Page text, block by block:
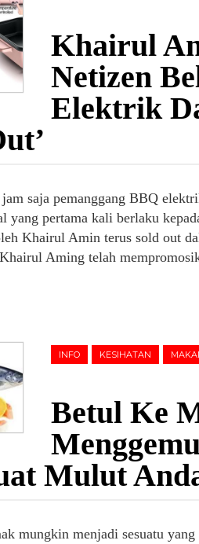
Khairul
Netizen
Elektrik
jam saja pemanggang BBQ
yang pertama kali berlaku
Khairul Amin terus sold out
Aming telah
INFO KESIHATAN
Betul Ke
Mulut
mungkin menjadi sesuatu